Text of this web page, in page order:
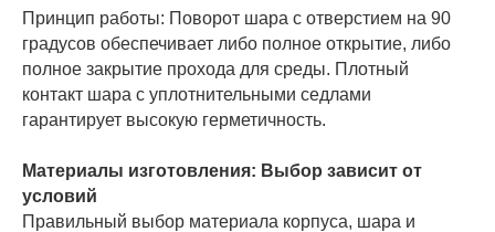
Принцип работы: Поворот шара с отверстием на 90
градусов обеспечивает либо полное открытие, либо
полное закрытие прохода для среды. Плотный
контакт шара с уплотнительными седлами
гарантирует высокую герметичность.
Материалы изготовления: Выбор зависит от
условий
Правильный выбор материала корпуса, шара и